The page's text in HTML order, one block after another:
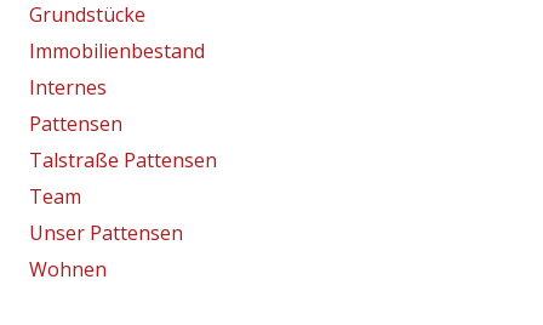
Grundstücke
Immobilienbestand
Internes
Pattensen
Talstraße Pattensen
Team
Unser Pattensen
Wohnen